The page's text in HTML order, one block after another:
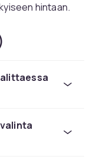
hintaan.
nopealla
Kaikki